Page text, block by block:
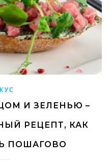
И ЗЕЛЕНЬЮ –
РЕЦЕПТ, КАК
ПОШАГОВО